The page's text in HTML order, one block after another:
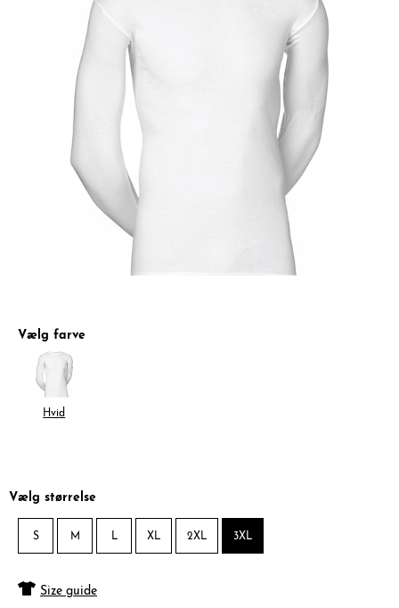
Vælg farve
Hvid
Vælg størrelse
S M L XL 2XL 3XL
Size guide